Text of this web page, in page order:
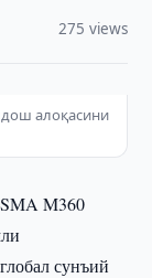
275 views
алоқасини
M360
сунъий